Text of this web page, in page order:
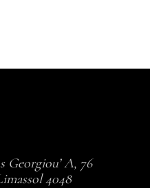
Georgiou’ A, 76
4048